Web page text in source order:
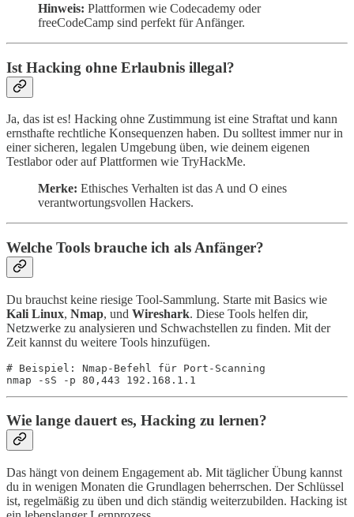
Hinweis: Plattformen wie Codecademy oder
freeCodeCamp sind perfekt für Anfänger.
Ist Hacking ohne Erlaubnis illegal?
Ja, das ist es! Hacking ohne Zustimmung ist eine Straftat und kann
ernsthafte rechtliche Konsequenzen haben. Du solltest immer nur in
einer sicheren, legalen Umgebung üben, wie deinem eigenen
Testlabor oder auf Plattformen wie TryHackMe.
Merke: Ethisches Verhalten ist das A und O eines
verantwortungsvollen Hackers.
Welche Tools brauche ich als Anfänger?
Du brauchst keine riesige Tool-Sammlung. Starte mit Basics wie
Kali Linux, Nmap, und Wireshark. Diese Tools helfen dir,
Netzwerke zu analysieren und Schwachstellen zu finden. Mit der
Zeit kannst du weitere Tools hinzufügen.
# Beispiel: Nmap-Befehl für Port-Scanning
Wie lange dauert es, Hacking zu lernen?
Das hängt von deinem Engagement ab. Mit täglicher Übung kannst
du in wenigen Monaten die Grundlagen beherrschen. Der Schlüssel
ist, regelmäßig zu üben und dich ständig weiterzubilden. Hacking ist